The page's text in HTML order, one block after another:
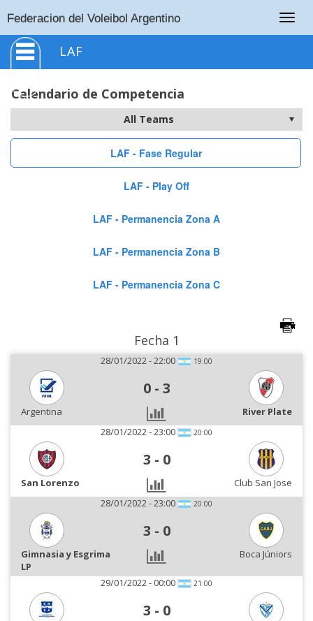
Federacion del Voleibol Argentino
LAF
Calendario de Competencia
LAF - Fase Regular
LAF - Play Off
LAF - Permanencia Zona A
LAF - Permanencia Zona B
LAF - Permanencia Zona C
Fecha 1
28/01/2022 - 22:00 19:00
0 - 3
Argentina
River Plate
28/01/2022 - 23:00
20:00
3 - 0
San Lorenzo
Club San Jose
28/01/2022 - 23:00
20:00
3 - 0
Gimnasia y Esgrima
LP
Boca Júniors
29/01/2022 - 00:00 21:00
3 - 0